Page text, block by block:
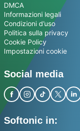
DMCA
Informazioni legali
Condizioni d’uso
Politica sulla privacy
Cookie Policy
Impostazioni cookie
Social media
Softonic in: